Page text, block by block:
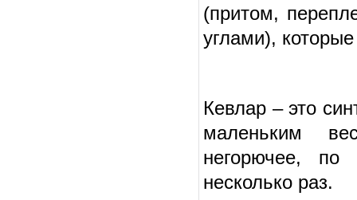
(притом,
углами),
Кевлар – это
маленьким
негорючее, по
несколько раз.